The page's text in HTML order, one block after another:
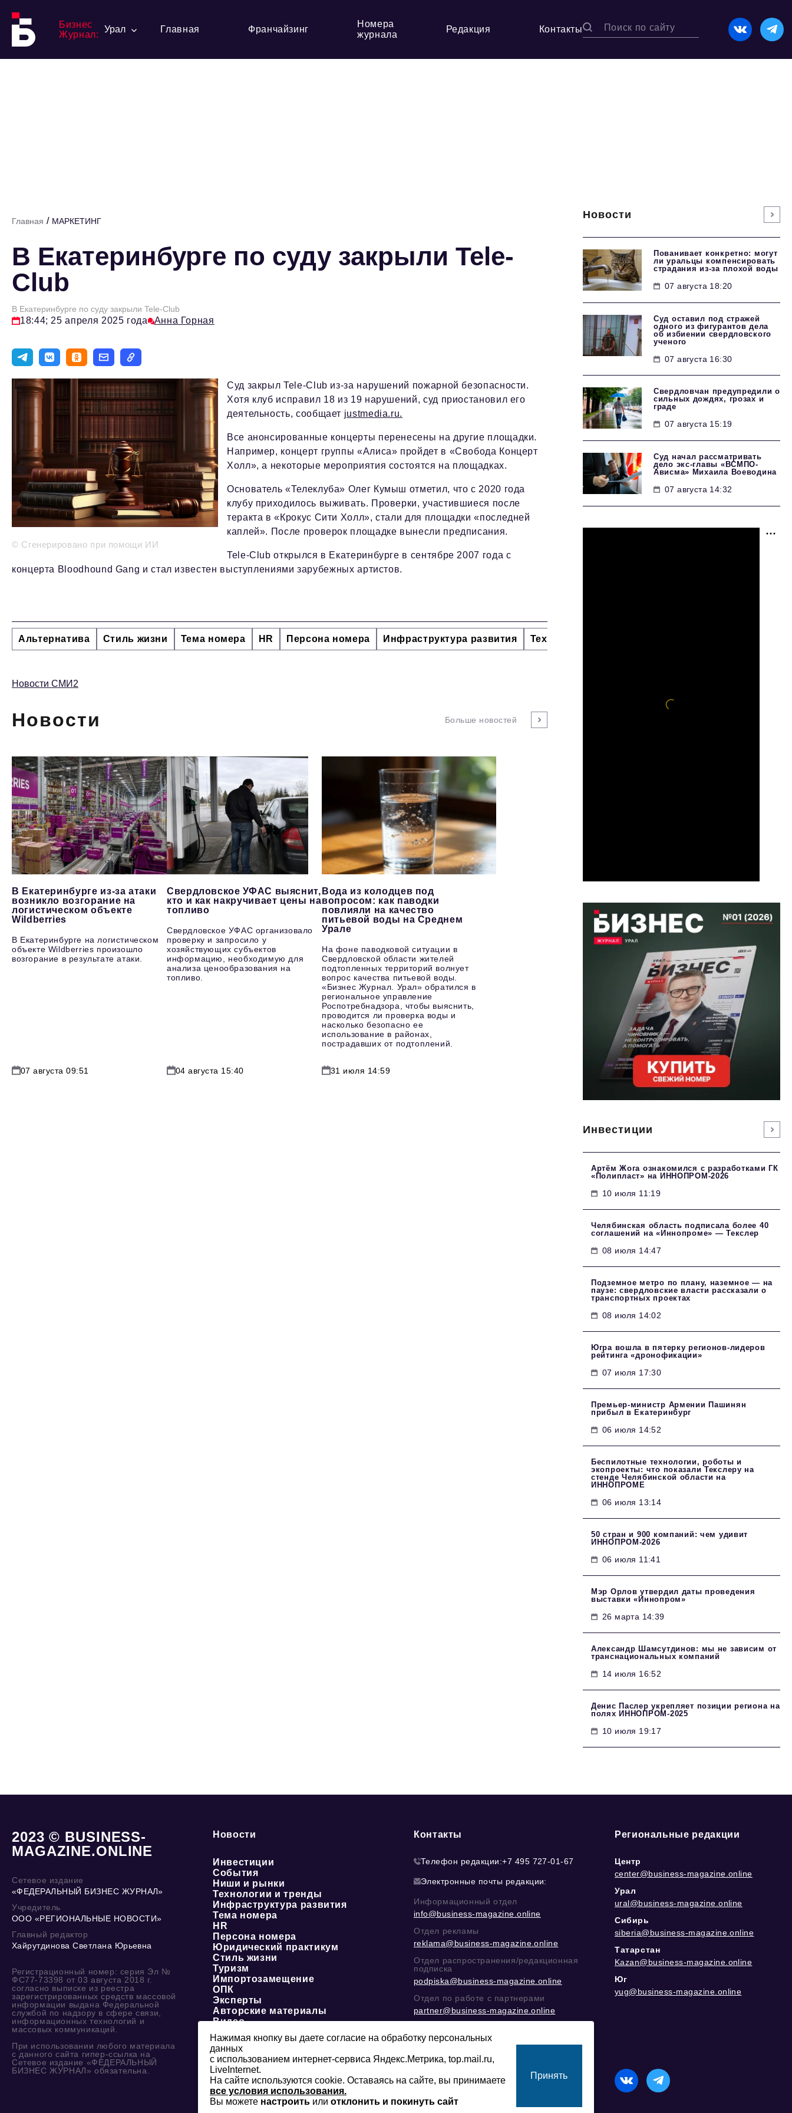
Бизнес
Журнал:
Урал Главная Франчайзинг
Номера
журнала
Редакция Контакты
Главная / МАРКЕТИНГ
В Екатеринбурге по суду закрыли Tele-
Club
В Екатеринбурге по суду закрыли Tele-Club
18:44; 25 апреля 2025 года Анна Горная
© Сгенерировано при помощи ИИ
Суд закрыл Tele-Club из-за нарушений пожарной безопасности.
Хотя клуб исправил 18 из 19 нарушений, суд приостановил его
деятельность, сообщает justmedia.ru.
Все анонсированные концерты перенесены на другие площадки.
Например, концерт группы «Алиса» пройдет в «Свобода Концерт
Холл», а некоторые мероприятия состоятся на площадках.
Основатель «Телеклуба» Олег Кумыш отметил, что с 2020 года
клубу приходилось выживать. Проверки, участившиеся после
теракта в «Крокус Сити Холл», стали для площадки «последней
каплей». После проверок площадке вынесли предписания.
Tele-Club открылся в Екатеринбурге в сентябре 2007 года с
концерта Bloodhound Gang и стал известен выступлениями зарубежных артистов.
Альтернатива Стиль жизни Тема номера HR Персона номера Инфраструктура развития Технологии и тренды
Новости СМИ2
Новости Больше новостей
В Екатеринбурге из-за атаки
возникло возгорание на
логистическом объекте
Wildberries
В Екатеринбурге на логистическом
объекте Wildberries произошло
возгорание в результате атаки.
07 августа 09:51
Свердловское УФАС выяснит,
кто и как накручивает цены на
топливо
Свердловское УФАС организовало
проверку и запросило у
хозяйствующих субъектов
информацию, необходимую для
анализа ценообразования на
топливо.
04 августа 15:40
Вода из колодцев под
вопросом: как паводки
повлияли на качество
питьевой воды на Среднем
Урале
На фоне паводковой ситуации в
Свердловской области жителей
подтопленных территорий волнует
вопрос качества питьевой воды.
«Бизнес Журнал. Урал» обратился в
региональное управление
Роспотребнадзора, чтобы выяснить,
проводится ли проверка воды и
насколько безопасно ее
использование в районах,
пострадавших от подтоплений.
31 июля 14:59
Новости
Пованивает конкретно: могут
ли уральцы компенсировать
страдания из-за плохой воды
07 августа 18:20
Суд оставил под стражей
одного из фигурантов дела
об избиении свердловского
ученого
07 августа 16:30
Свердловчан предупредили о
сильных дождях, грозах и
граде
07 августа 15:19
Суд начал рассматривать
дело экс-главы «ВСМПО-
Ависма» Михаила Воеводина
07 августа 14:32
Инвестиции
Артём Жога ознакомился с разработками ГК
«Полипласт» на ИННОПРОМ-2026
10 июля 11:19
Челябинская область подписала более 40
соглашений на «Иннопроме» — Текслер
08 июля 14:47
Подземное метро по плану, наземное — на
паузе: свердловские власти рассказали о
транспортных проектах
08 июля 14:02
Югра вошла в пятерку регионов-лидеров
рейтинга «дронофикации»
07 июля 17:30
Премьер-министр Армении Пашинян
прибыл в Екатеринбург
06 июля 14:52
Беспилотные технологии, роботы и
экопроекты: что показали Текслеру на
стенде Челябинской области на
ИННОПРОМЕ
06 июля 13:14
50 стран и 900 компаний: чем удивит
ИННОПРОМ‑2026
06 июля 11:41
Мэр Орлов утвердил даты проведения
выставки «Иннопром»
26 марта 14:39
Александр Шамсутдинов: мы не зависим от
транснациональных компаний
14 июля 16:52
Денис Паслер укрепляет позиции региона на
полях ИННОПРОМ-2025
10 июля 19:17
2023 © BUSINESS-
MAGAZINE.ONLINE
Сетевое издание
«ФЕДЕРАЛЬНЫЙ БИЗНЕС ЖУРНАЛ»
Учредитель
ООО «РЕГИОНАЛЬНЫЕ НОВОСТИ»
Главный редактор
Хайрутдинова Светлана Юрьевна
Регистрационный номер: серия Эл №
ФС77-73398 от 03 августа 2018 г.
согласно выписке из реестра
зарегистрированных средств массовой
информации выдана Федеральной
службой по надзору в сфере связи,
информационных технологий и
массовых коммуникаций.
При использовании любого материала
с данного сайта гипер-ссылка на
Сетевое издание «ФЕДЕРАЛЬНЫЙ
БИЗНЕС ЖУРНАЛ» обязательна.
Новости
Инвестиции
События
Ниши и рынки
Технологии и тренды
Инфраструктура развития
Тема номера
HR
Персона номера
Юридический практикум
Стиль жизни
Туризм
Импортозамещение
ОПК
Эксперты
Авторские материалы
Видео
Контакты
Телефон редакции:+7 495 727-01-67
Электронные почты редакции:
Информационный отдел
info@business-magazine.online
Отдел рекламы
reklama@business-magazine.online
Отдел распространения/редакционная
подписка
podpiska@business-magazine.online
Отдел по работе с партнерами
partner@business-magazine.online
@mazovилиMAX
16+
Сайт может содержать контент, не предназначенный для лиц
младше 16-ти лет.
Региональные редакции
Центр
center@business-magazine.online
Урал
ural@business-magazine.online
Сибирь
siberia@business-magazine.online
Татарстан
Kazan@business-magazine.online
Юг
yug@business-magazine.online
Нажимая кнопку вы даете согласие на обработку персональных
данных
с использованием интернет-сервиса Яндекс.Метрика, top.mail.ru,
LiveInternet.
На сайте используются cookie. Оставаясь на сайте, вы принимаете
все условия использования.
Вы можете настроить или отклонить и покинуть сайт
Принять